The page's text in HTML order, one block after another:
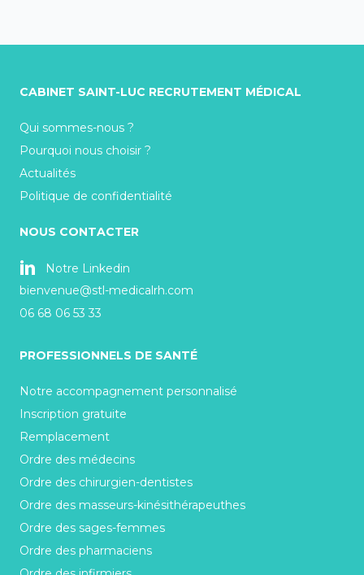
CABINET SAINT-LUC RECRUTEMENT MÉDICAL
Qui sommes-nous ?
Pourquoi nous choisir ?
Actualités
Politique de confidentialité
NOUS CONTACTER
Notre Linkedin
bienvenue@stl-medicalrh.com
06 68 06 53 33
PROFESSIONNELS DE SANTÉ
Notre accompagnement personnalisé
Inscription gratuite
Remplacement
Ordre des médecins
Ordre des chirurgien-dentistes
Ordre des masseurs-kinésithérapeuthes
Ordre des sages-femmes
Ordre des pharmaciens